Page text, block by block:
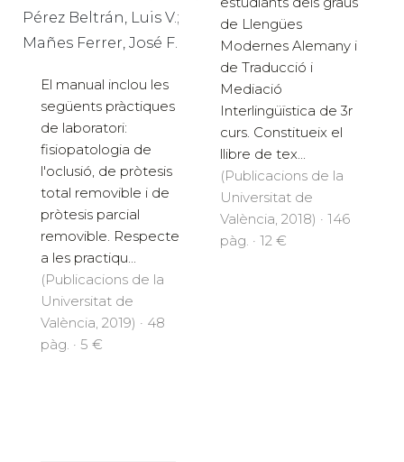
Pérez Beltrán, Luis V.;
Mañes Ferrer, José F.
El manual inclou les
següents pràctiques
de laboratori:
fisiopatologia de
l'oclusió, de pròtesis
total removible i de
pròtesis parcial
removible. Respecte
a les practiqu...
(Publicacions de la
Universitat de
València, 2019) · 48
pàg. · 5 €
de Llengües
Modernes Alemany i
de Traducció i
Mediació
Interlingüïstica de 3r
curs. Constitueix el
llibre de tex...
(Publicacions de la
Universitat de
València, 2018) · 146
pàg. · 12 €